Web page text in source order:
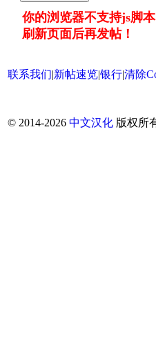
你的浏览器不支持js脚
刷新页面后再发帖！
联系我们|新帖速览|银行|清除
© 2014-2026 中文汉化 版权所